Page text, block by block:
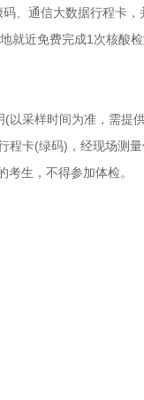
、通信大数据行程卡，
就近免费完成1次核酸
采样时间为准，需提
程卡(绿码)，经现场测
生，不得参加体检。